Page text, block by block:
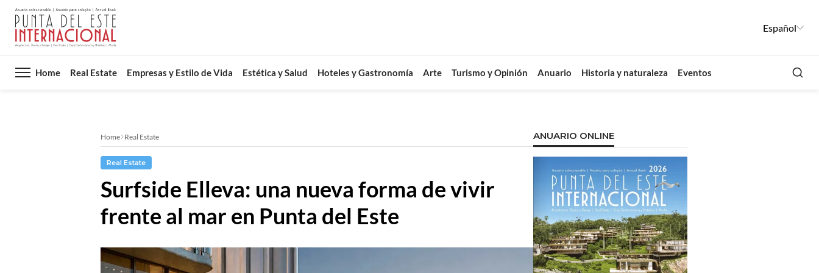
Español
Home Real Estate Empresas y Estilo de Vida Estética y Salud Hoteles y Gastronomía Arte Turismo y Opinión Anuario Historia y naturaleza Eventos Buscar
Home Real Estate
Real Estate
Surfside Elleva: una nueva forma de vivir
frente al mar en Punta del Este
ANUARIO ONLINE